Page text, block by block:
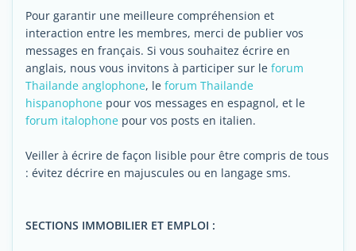
Pour garantir une meilleure compréhension et
interaction entre les membres, merci de publier vos
messages en français. Si vous souhaitez écrire en
anglais, nous vous invitons à participer sur le forum
Thailande anglophone, le forum Thailande
hispanophone pour vos messages en espagnol, et le
forum italophone pour vos posts en italien.
Veiller à écrire de façon lisible pour être compris de tous
: évitez décrire en majuscules ou en langage sms.
SECTIONS IMMOBILIER ET EMPLOI :